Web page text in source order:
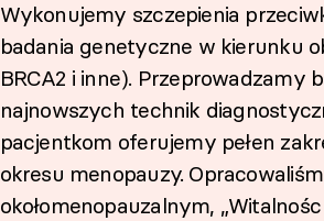
Wykonujemy szczepienia
badania genetyczne w kierunku
BRCA2 i inne). Przeprowadzamy
najnowszych technik
pacjentkom oferujemy pełen
okresu menopauzy.
okołomenopauzalnym,